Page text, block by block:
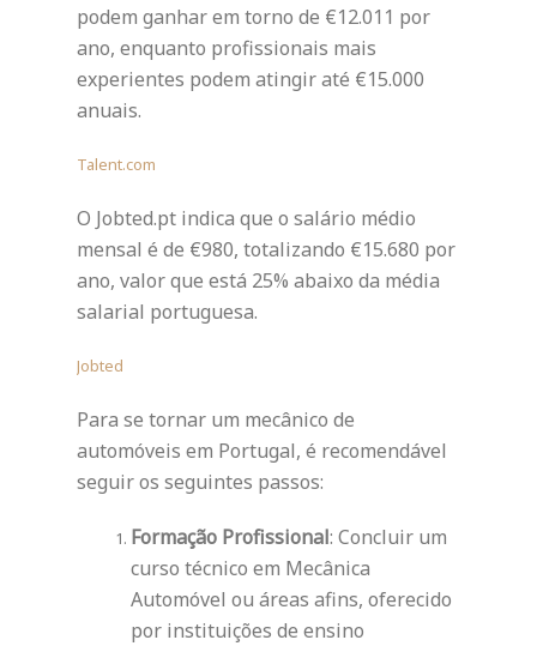
podem ganhar em torno de €12.011 por
ano, enquanto profissionais mais
experientes podem atingir até €15.000
anuais.
Talent.com
O Jobted.pt indica que o salário médio
mensal é de €980, totalizando €15.680 por
ano, valor que está 25% abaixo da média
salarial portuguesa.
Jobted
Para se tornar um mecânico de
automóveis em Portugal, é recomendável
seguir os seguintes passos:
Formação Profissional: Concluir um
curso técnico em Mecânica
Automóvel ou áreas afins, oferecido
por instituições de ensino